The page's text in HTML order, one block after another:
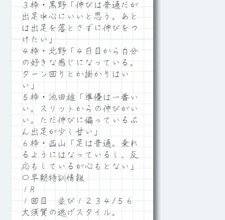
３枠・黒野「伸びは普通だが
出足中心にいいと思う。あと
は出足を落とさずに伸びをつ
けたい」
４枠・北野「４日目から自分
の好きな感じになっている。
ターン回りとか掛かりはい
い」
５枠・池田雄「準優は一番い
い。スリットからの伸びがい
い。ただ伸びに偏っているぶ
ん出足が少し甘い」
６枠・西山「足は普通。乗れ
るようにはなっているし、反
応もしているが心もとない」
〇早朝特訓情報
１R
１回目 並び１２３４/５６
大須賀の逃げスタイル。